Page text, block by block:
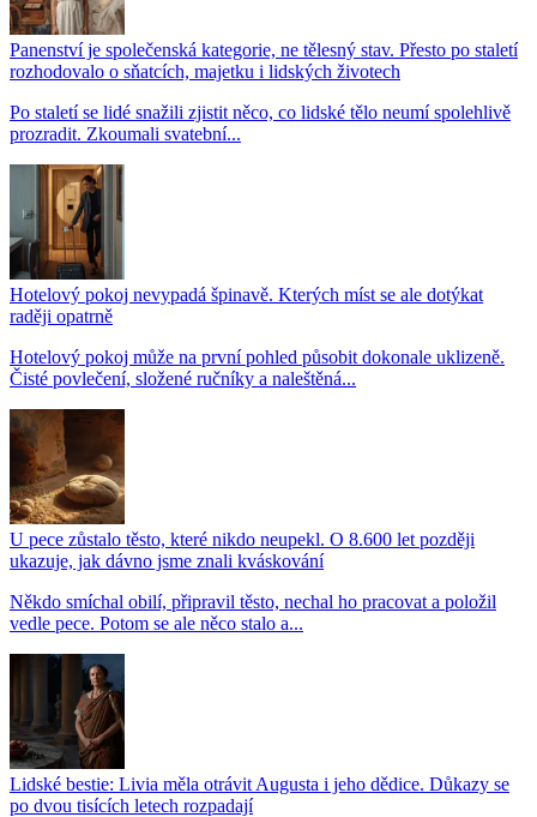
Panenství je společenská kategorie, ne tělesný stav. Přesto po staletí
rozhodovalo o sňatcích, majetku i lidských životech
Po staletí se lidé snažili zjistit něco, co lidské tělo neumí spolehlivě
prozradit. Zkoumali svatební...
Hotelový pokoj nevypadá špinavě. Kterých míst se ale dotýkat
raději opatrně
Hotelový pokoj může na první pohled působit dokonale uklizeně.
Čisté povlečení, složené ručníky a naleštěná...
U pece zůstalo těsto, které nikdo neupekl. O 8.600 let později
ukazuje, jak dávno jsme znali kváskování
Někdo smíchal obilí, připravil těsto, nechal ho pracovat a položil
vedle pece. Potom se ale něco stalo a...
Lidské bestie: Livia měla otrávit Augusta i jeho dědice. Důkazy se
po dvou tisících letech rozpadají